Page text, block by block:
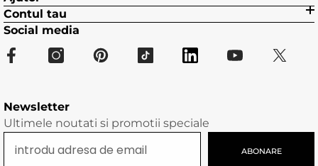
Contul tau
Social media
Newsletter
Ultimele noutati si promotii speciale
ABONARE